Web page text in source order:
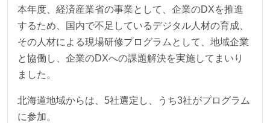
本年度、経済産業省の事業として、企業のDXを推進
するため、国内で不足しているデジタル人材の育成、
その人材による現場研修プログラムとして、地域企業
と協働し、企業のDXへの課題解決を実施してまいり
ました。
北海道地域からは、5社選定し、うち3社がプログラム
に参加。